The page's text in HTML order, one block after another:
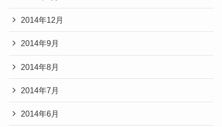
2014年12月
2014年9月
2014年8月
2014年7月
2014年6月